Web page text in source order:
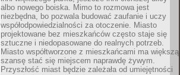
albo nowego boiska. Mimo to rozmowa jest
niezbędna, bo pozwala budować zaufanie i uczy
współodpowiedzialności za otoczenie. Miasto
projektowane bez mieszkańców często staje się
sztuczne i niedopasowane do realnych potrzeb.
Miasto współtworzone z mieszkańcami ma większą
szansę stać się miejscem naprawdę żywym.
Przyszłość miast będzie zależała od umiejętności